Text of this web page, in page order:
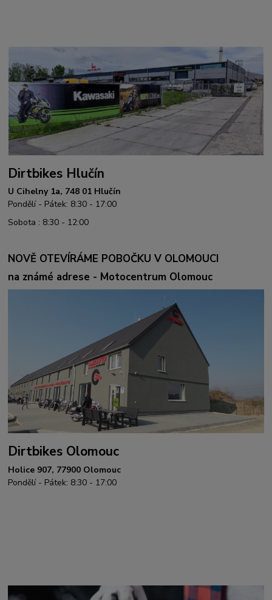
Dirtbikes Hlučín
U Cihelny 1a, 748 01 Hlučín
Pondělí - Pátek: 8:30 - 17:00
Sobota : 8:30 - 12:00
NOVĚ OTEVÍRÁME POBOČKU V OLOMOUCI
na známé adrese - Motocentrum Olomouc
Dirtbikes Olomouc
Holice 907, 77900 Olomouc
Pondělí - Pátek: 8:30 - 17:00